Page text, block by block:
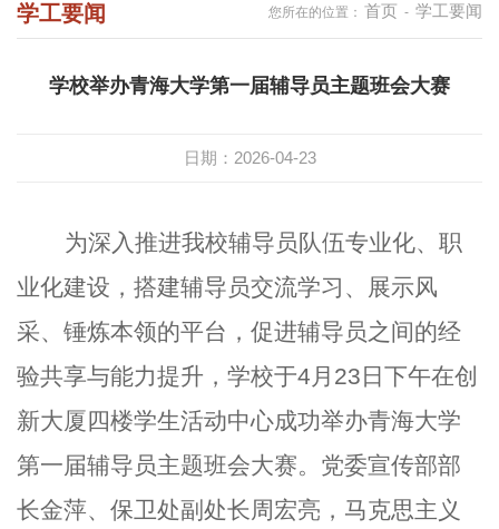
您所在的位置： 首页 - 学工要闻
学工要闻
学校举办青海大学第一届辅导员主题班会大赛
日期：2026-04-23
为深入推进我校辅导员队伍专业化、职
业化建设，搭建辅导员交流学习、展示风
采、锤炼本领的平台，促进辅导员之间的经
验共享与能力提升，学校于4月23日下午在创
新大厦四楼学生活动中心成功举办青海大学
第一届辅导员主题班会大赛。党委宣传部部
长金萍、保卫处副处长周宏亮，马克思主义